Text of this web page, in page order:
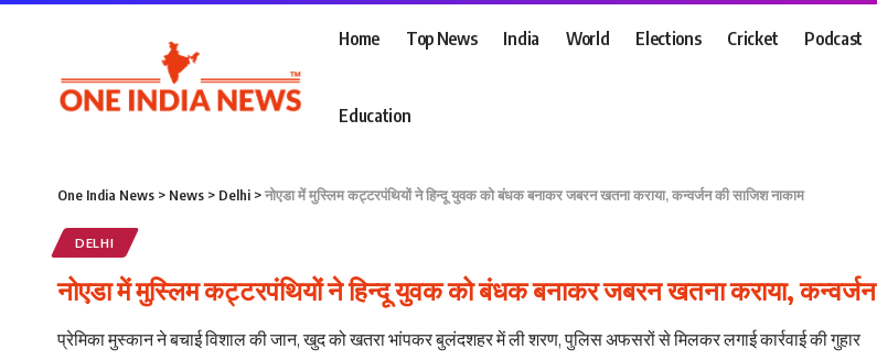
Home Top News India World Elections Cricket Podcast
Education
One India News > News > Delhi >नोएडा में मुस्लिम कट्टरपंथियों ने हिन्दू युवक को बंधक बनाकर जबरन खतना कराया, कन्वर्जन की साजिश नाकाम
DELHI
नोएडा में मुस्लिम कट्टरपंथियों ने हिन्दू युवक को बंधक बनाकर जबरन खतना कराया,
प्रेमिका मुस्कान ने बचाई विशाल की जान, खुद को खतरा भांपकर बुलंदशहर में ली शरण, पुलिस अफसरों से मिलकर लगाई कार्रवाई की गुहार